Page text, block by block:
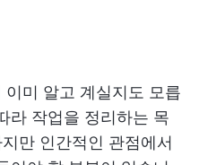
미 알고 계실지도 모릅
라 작업을 정리하는 목
만 인간적인 관점에서